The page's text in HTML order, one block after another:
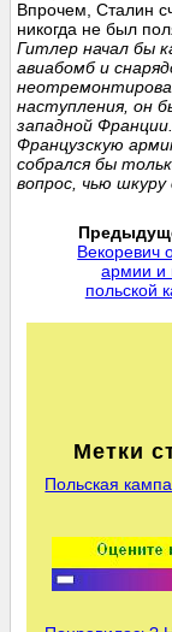
Впрочем, Сталин
никогда не был
Гитлер начал бы
авиабомб и
наступления, он
западной
Французскую
собрался бы
вопрос, чью шкуру
Векоревич
армии и
польской
Метки
Польская